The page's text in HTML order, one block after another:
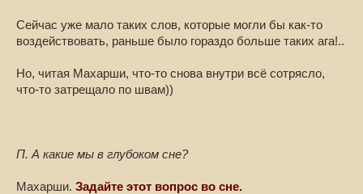
Сейчас уже мало таких слов, которые могли бы как-то
воздействовать, раньше было гораздо больше таких ага!..
Но, читая Махарши, что-то снова внутри всё сотрясло,
что-то затрещало по швам))
П. А какие мы в глубоком сне?
Махарши. Задайте этот вопрос во сне.